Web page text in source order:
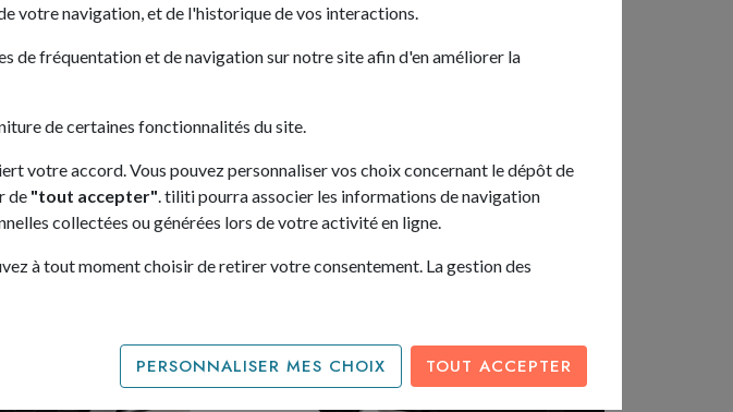
votre navigation, et de l'historique de vos interactions.
de fréquentation et de navigation sur notre site afin d'en améliorer la
de certaines fonctionnalités du site.
votre accord. Vous pouvez personnaliser vos choix concernant le dépôt de
de "tout accepter". tiliti pourra associer les informations de navigation
collectées ou générées lors de votre activité en ligne.
à tout moment choisir de retirer votre consentement. La gestion des
PERSONNALISER MES CHOIX TOUT ACCEPTER
Nissan Juke.